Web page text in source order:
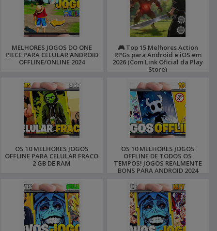
MELHORES JOGOS DO ONE
PIECE PARA CELULAR ANDROID
OFFLINE/ONLINE 2024
🎮 Top 15 Melhores Action
RPGs para Android e iOS em
2026 (Com Link Oficial da Play
Store)
OS 10 MELHORES JOGOS
OFFLINE PARA CELULAR FRACO
2 GB DE RAM
OS 10 MELHORES JOGOS
OFFLINE DE TODOS OS
TEMPOS! JOGOS REALMENTE
BONS PARA ANDROID 2024